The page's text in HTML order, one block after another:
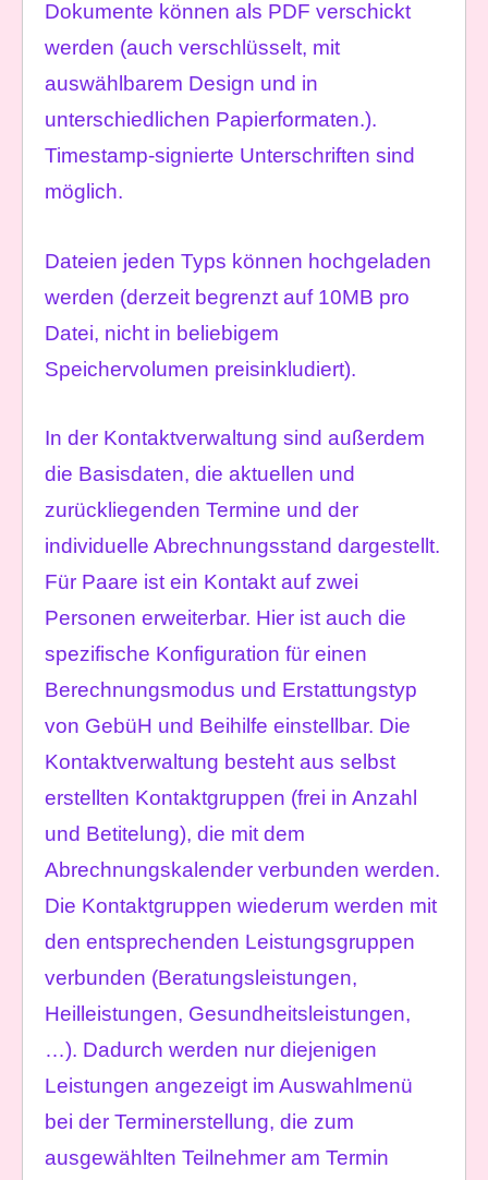
Dokumente können als PDF verschickt
werden (auch verschlüsselt, mit
auswählbarem Design und in
unterschiedlichen Papierformaten.).
Timestamp-signierte Unterschriften sind
möglich.
Dateien jeden Typs können hochgeladen
werden (derzeit begrenzt auf 10MB pro
Datei, nicht in beliebigem
Speichervolumen preisinkludiert).
In der Kontaktverwaltung sind außerdem
die Basisdaten, die aktuellen und
zurückliegenden Termine und der
individuelle Abrechnungsstand dargestellt.
Für Paare ist ein Kontakt auf zwei
Personen erweiterbar. Hier ist auch die
spezifische Konfiguration für einen
Berechnungsmodus und Erstattungstyp
von GebüH und Beihilfe einstellbar. Die
Kontaktverwaltung besteht aus selbst
erstellten Kontaktgruppen (frei in Anzahl
und Betitelung), die mit dem
Abrechnungskalender verbunden werden.
Die Kontaktgruppen wiederum werden mit
den entsprechenden Leistungsgruppen
verbunden (Beratungsleistungen,
Heilleistungen, Gesundheitsleistungen,
…). Dadurch werden nur diejenigen
Leistungen angezeigt im Auswahlmenü
bei der Terminerstellung, die zum
ausgewählten Teilnehmer am Termin